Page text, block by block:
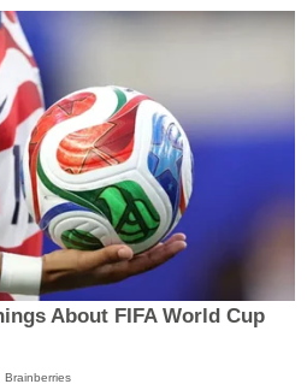
About FIFA World Cup
Brainberries